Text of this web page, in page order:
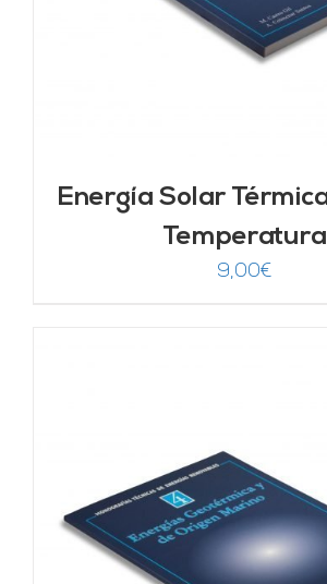
Energía Solar
Temperatura
9,00€